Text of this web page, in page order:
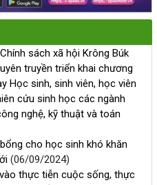
17/8/2023 của Thủ tướng
chấp hành xong án phạt
điểm tựa vững chắc giúp hộ
là Hội viên Hội Phụ nữ
sống
tâm Cung ứng dịch vụ sự
sách xã hội Krông Búk
truyền triển khai chương
Học sinh, sinh viên, học viên
cứu sinh học các ngành
nghệ, kỹ thuật và toán
cho học sinh khó khăn
(06/09/2024)
thực tiễn cuộc sống, thực